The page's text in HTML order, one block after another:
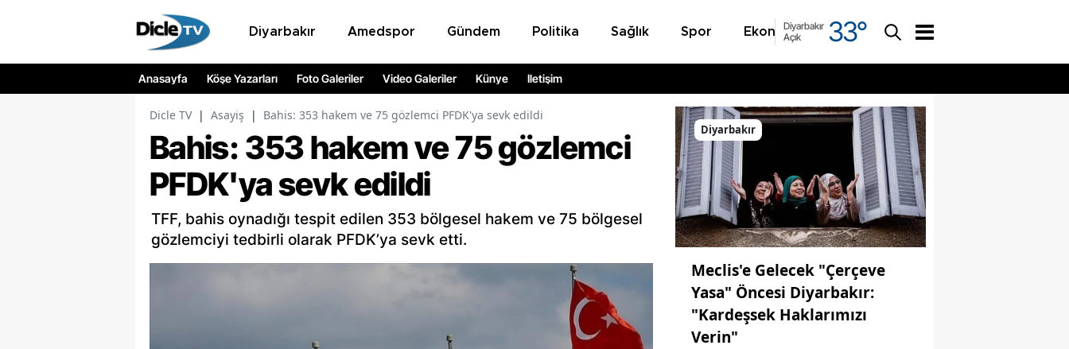
Diyarbakır Amedspor Gündem Politika Sağlık Spor Ekonomi Asayiş
Diyarbakır
Açık
33°
Anasayfa Köşe Yazarları Foto Galeriler Video Galeriler Künye İletişim
Dicle TV | Asayiş | Bahis: 353 hakem ve 75 gözlemci PFDK'ya sevk edildi
Bahis: 353 hakem ve 75 gözlemci
PFDK'ya sevk edildi
TFF, bahis oynadığı tespit edilen 353 bölgesel hakem ve 75 bölgesel
gözlemciyi tedbirli olarak PFDK’ya sevk etti.
Diyarbakır
Meclis'e Gelecek "Çerçeve
Yasa" Öncesi Diyarbakır:
"Kardeşsek Haklarımızı
Verin"